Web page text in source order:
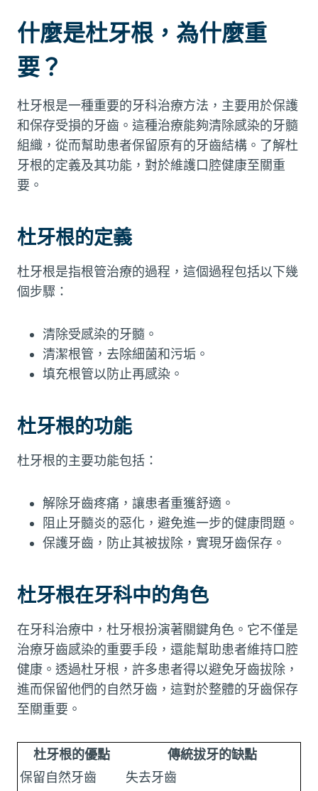
什麼是杜牙根，為什麼重
要？
杜牙根是一種重要的牙科治療方法，主要用於保護
和保存受損的牙齒。這種治療能夠清除感染的牙髓
組織，從而幫助患者保留原有的牙齒結構。了解杜
牙根的定義及其功能，對於維護口腔健康至關重
要。
杜牙根的定義
杜牙根是指根管治療的過程，這個過程包括以下幾
個步驟：
清除受感染的牙髓。
清潔根管，去除細菌和污垢。
填充根管以防止再感染。
杜牙根的功能
杜牙根的主要功能包括：
解除牙齒疼痛，讓患者重獲舒適。
阻止牙髓炎的惡化，避免進一步的健康問題。
保護牙齒，防止其被拔除，實現牙齒保存。
杜牙根在牙科中的角色
在牙科治療中，杜牙根扮演著關鍵角色。它不僅是
治療牙齒感染的重要手段，還能幫助患者維持口腔
健康。透過杜牙根，許多患者得以避免牙齒拔除，
進而保留他們的自然牙齒，這對於整體的牙齒保存
至關重要。
杜牙根的優點
傳統拔牙的缺點
保留自然牙齒
失去牙齒